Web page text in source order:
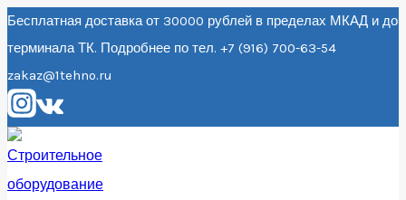
Перейти
к
содержанию
Бесплатная доставка от 30000 рублей в пределах МКАД и до
терминала ТК. Подробнее по тел. +7 (916) 700-63-54
zakaz@1tehno.ru